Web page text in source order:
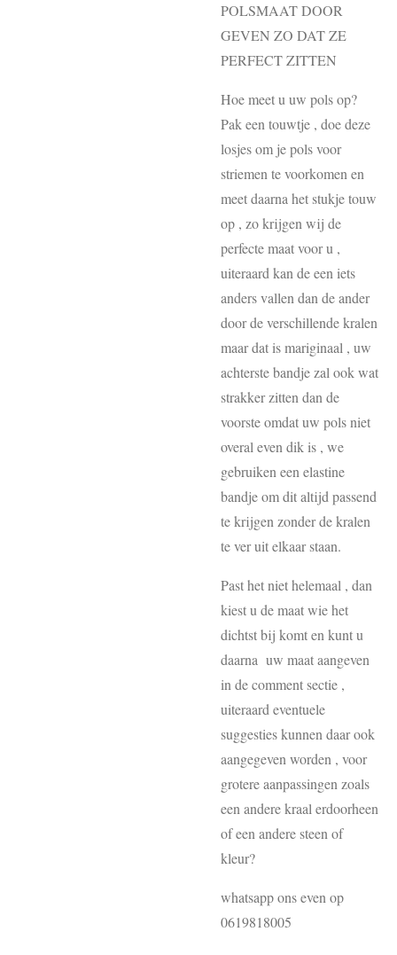
POLSMAAT DOOR
GEVEN ZO DAT ZE
PERFECT ZITTEN
Hoe meet u uw pols op?
Pak een touwtje , doe deze
losjes om je pols voor
striemen te voorkomen en
meet daarna het stukje touw
op , zo krijgen wij de
perfecte maat voor u ,
uiteraard kan de een iets
anders vallen dan de ander
door de verschillende kralen
maar dat is mariginaal , uw
achterste bandje zal ook wat
strakker zitten dan de
voorste omdat uw pols niet
overal even dik is , we
gebruiken een elastine
bandje om dit altijd passend
te krijgen zonder de kralen
te ver uit elkaar staan.
Past het niet helemaal , dan
kiest u de maat wie het
dichtst bij komt en kunt u
daarna uw maat aangeven
in de comment sectie ,
uiteraard eventuele
suggesties kunnen daar ook
aangegeven worden , voor
grotere aanpassingen zoals
een andere kraal erdoorheen
of een andere steen of
kleur?
whatsapp ons even op
0619818005